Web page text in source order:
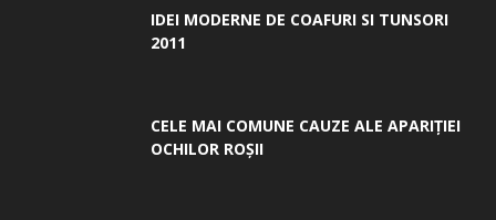
IDEI MODERNE DE COAFURI SI TUNSORI
2011
CELE MAI COMUNE CAUZE ALE APARIȚIEI
OCHILOR ROȘII